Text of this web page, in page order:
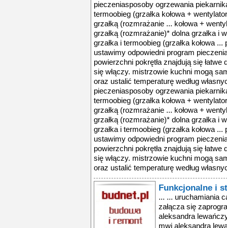
pieczeniasposoby ogrzewania
termoobieg (grzałka kołowa +
grzałką (rozmrażanie ... kołowa +
grzałką (rozmrażanie)* dolna grzałka i
grzałka i termoobieg (grzałka kołowa
ustawimy odpowiedni program
powierzchni pokrętła znajdują się
się włączy. mistrzowie kuchni mogą
oraz ustalić temperaturę według
pieczeniasposoby ogrzewania
termoobieg (grzałka kołowa +
grzałką (rozmrażanie ... kołowa +
grzałką (rozmrażanie)* dolna grzałka i
grzałka i termoobieg (grzałka kołowa
ustawimy odpowiedni program
powierzchni pokrętła znajdują się
się włączy. mistrzowie kuchni mogą
oraz ustalić temperaturę według
Funkcjonalne i
... ... uruchamiania
załącza się
aleksandra
mwi aleksandra